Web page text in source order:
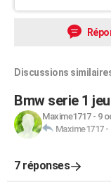
Discussions
Bmw serie 1
Maxime1717- 9
Maxime1717-
7 réponses